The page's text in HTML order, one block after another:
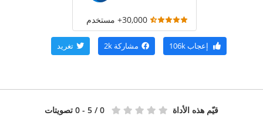
30,000+ مستخدم
إعجاب106k مشاركة 2k تغريد
قيّم هذه الأداة 0 / 5 - 0 تصويتات